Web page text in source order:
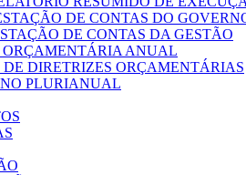
DE CONTAS DO
DE CONTAS DA GESTÃO
ORÇAMENTÁRIA ANUAL
DIRETRIZES ORÇAMENTÁRIAS
PLURIANUAL